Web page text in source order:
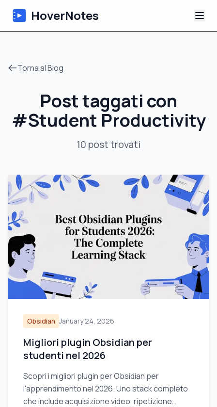
HoverNotes
Appunti Video IA
Tutorial
Torna al Blog
Post taggati con
#Student Productivity
10 posttrovati
Obsidian January 24, 2026
Migliori plugin Obsidian per
studenti nel 2026
Scopri i migliori plugin per Obsidian per
l'apprendimento nel 2026. Uno stack completo
che include acquisizione video, ripetizione